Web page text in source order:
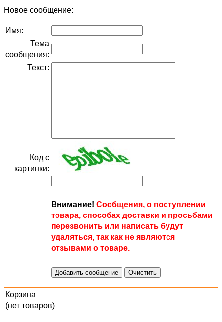
Новое сообщение:
Имя:
Тема
сообщения:
Текст:
Код с
картинки:
Внимание! Сообщения, о поступлении
товара, способах доставки и просьбами
перезвонить или написать будут
удаляться, так как не являются
отзывами о товаре.
Корзина
(нет товаров)